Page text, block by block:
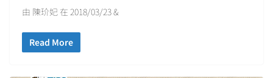
由 陳玠妃 在 2018/03/23 &
Read More